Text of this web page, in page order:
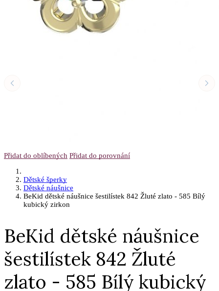
Přidat do oblíbených Přidat do porovnání
Dětské šperky
Dětské náušnice
BeKid dětské náušnice šestilístek 842 Žluté zlato - 585 Bílý
kubický zirkon
BeKid dětské náušnice
šestilístek 842 Žluté
zlato - 585 Bílý kubický